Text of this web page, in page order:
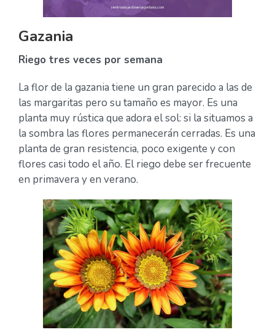
Gazania
Riego tres veces por semana
La flor de la gazania tiene un gran parecido a las de
las margaritas pero su tamaño es mayor. Es una
planta muy rústica que adora el sol: si la situamos a
la sombra las flores permanecerán cerradas. Es una
planta de gran resistencia, poco exigente y con
flores casi todo el año. El riego debe ser frecuente
en primavera y en verano.